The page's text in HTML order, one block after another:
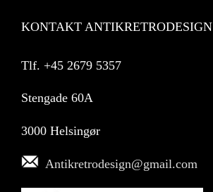
KONTAKT ANTIKRETRODESIGN
Tlf. +45 2679 5357
Stengade 60A
3000 Helsingør
Antikretrodesign@gmail.com